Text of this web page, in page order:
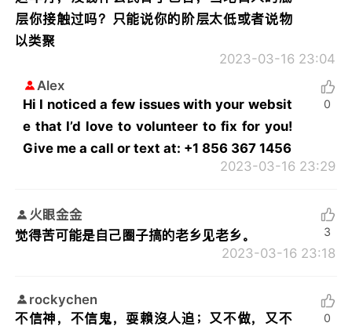
层你接触过吗？只能说你的阶层太低或者说物
以类聚
2023-03-16 23:04
Alex
Hi I noticed a few issues with your websit
e that I’d love to volunteer to fix for you!
Give me a call or text at: +1 856 367 1456
2023-03-16 23:29
0
火眼金金
觉得苦可能是自己圈子搞的老乡见老乡。
2023-03-16 23:18
3
rockychen
不信神，不信鬼，耍賴沒人追；又不做，又不
0